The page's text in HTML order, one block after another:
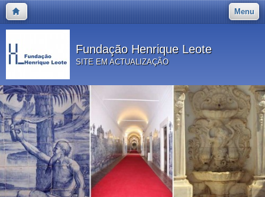
Menu
Fundação Henrique Leote
SITE EM ACTUALIZAÇÃO